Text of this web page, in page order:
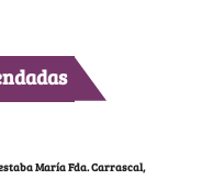
María Fda. Carrascal,